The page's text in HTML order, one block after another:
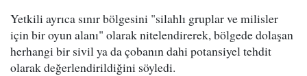
Yetkili ayrıca sınır bölgesini "silahlı gruplar ve milisler
için bir oyun alanı" olarak nitelendirerek, bölgede dolaşan
herhangi bir sivil ya da çobanın dahi potansiyel tehdit
olarak değerlendirildiğini söyledi.